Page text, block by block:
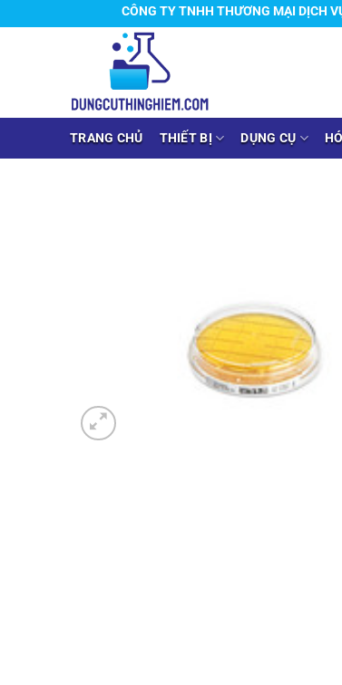
đến
CÔNG TY TNHH THƯƠNG MẠI DỊCH VỤ
TRANG CHỦ THIẾT BỊ DỤNG CỤ